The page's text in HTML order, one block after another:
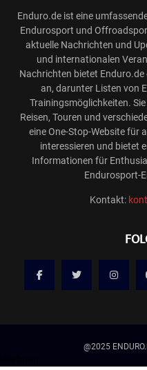
Enduro.de ist eine
Endurosport und
aktuelle Nachrichten und
und internationalen
Nachrichten bietet
an, darunter Listen von
Trainingsmöglichkeiten.
Reisen, Touren und
eine One-Stop-Website für
interessieren und bietet
Informationen für
Endurosport-
Kontakt:
@2025